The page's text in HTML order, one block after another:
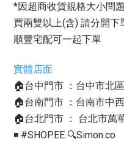
*因超商收貨規格大小問題
買兩雙以上(含) 請分開下
順豐宅配可一起下單
實體店面
🏠台中門市 ：台中市北
🏠台南門市 ：台南市中
🏠台北門市 ： 台北市萬
◾️ #SHOPEE 🔍Simon.co